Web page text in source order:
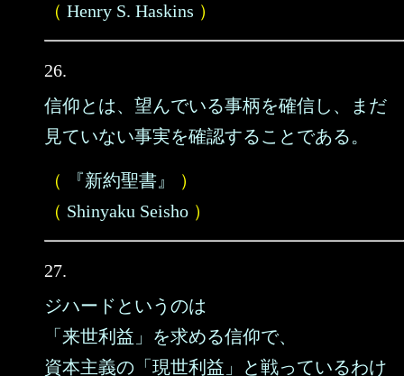
（ Henry S. Haskins ）
26.
信仰とは、望んでいる事柄を確信し、まだ
見ていない事実を確認することである。
（ 『新約聖書』
）
（ Shinyaku Seisho ）
27.
ジハードというのは
「来世利益」を求める信仰で、
資本主義の「現世利益」と戦っているわけ